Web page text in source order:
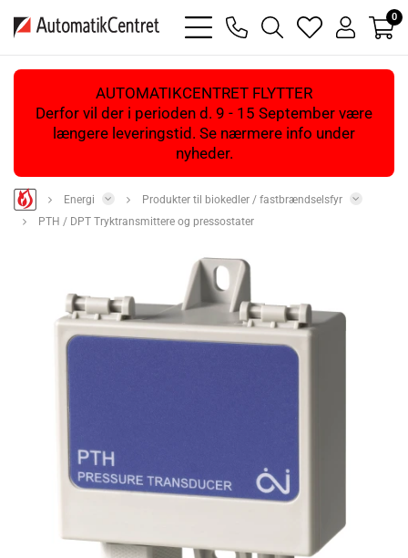
bars
light
phone
magnifying
glass
heart
light
user
light
0
AUTOMATIKCENTRET FLYTTER
Derfor vil der i perioden d. 9 - 15 September være
længere leveringstid. Se nærmere info under
nyheder.
Energi
Produkter til biokedler / fastbrændselsfyr
PTH / DPT Tryktransmittere og pressostater